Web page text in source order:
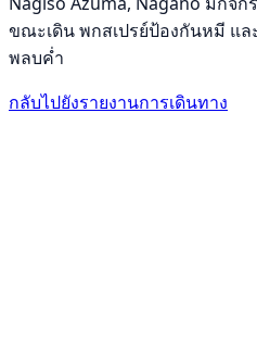
ขณะเดิน พกสเปรย์ป้องกันหมี แล
พลบค่ำ
กลับไปยังรายงานการเดินทาง